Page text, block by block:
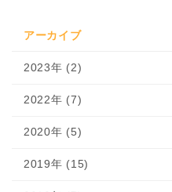
アーカイブ
2023年 (2)
2022年 (7)
2020年 (5)
2019年 (15)